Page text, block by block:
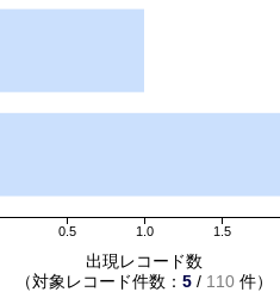
0.5 1.0 1.5
出現レコード数
（対象レコード件数： 5 / 110 件）